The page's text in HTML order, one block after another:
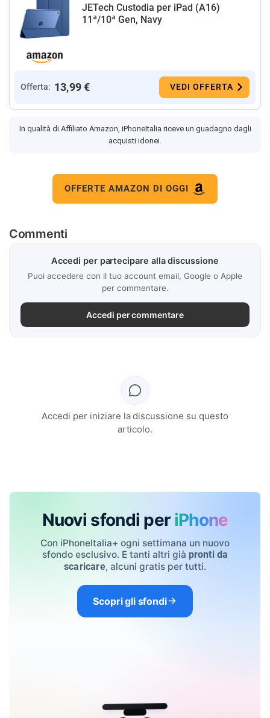
JETech Custodia per iPad (A16)
11ª/10ª Gen, Navy
Offerta: 13,99 € VEDI OFFERTA
In qualità di Affiliato Amazon, iPhoneItalia riceve un guadagno dagli
acquisti idonei.
OFFERTE AMAZON DI OGGI
Commenti
Accedi per partecipare alla discussione
Puoi accedere con il tuo account email, Google o Apple
per commentare.
Accedi per commentare
Accedi per iniziare la discussione su questo
articolo.
Nuovi sfondi per iPhone
Con iPhoneItalia+ ogni settimana un nuovo
sfondo esclusivo. E tanti altri già pronti da
scaricare, alcuni gratis per tutti.
Scopri gli sfondi